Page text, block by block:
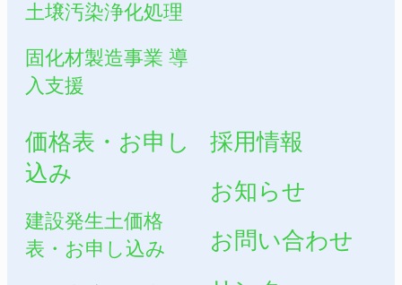
土壌汚染浄化処理
固化材製造事業 導
入支援
価格表・お申し
込み
建設発生土価格
表・お申し込み
採用情報
お知らせ
お問い合わせ